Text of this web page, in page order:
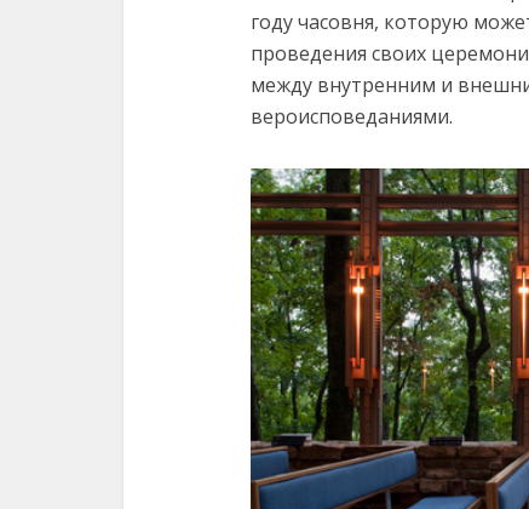
году часовня, которую
проведения своих
между внутренним и
вероисповеданиями.